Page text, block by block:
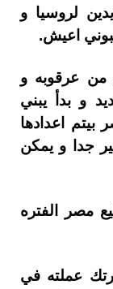
لروسيا و
اعيش.
و
يبني
اعدادها
و يمكن
الفتره
في